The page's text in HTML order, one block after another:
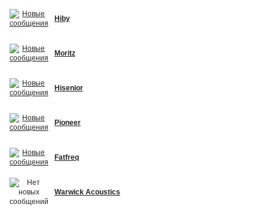
Hiby
Moritz
Hisenior
Pioneer
Fatfreq
Warwick Acoustics